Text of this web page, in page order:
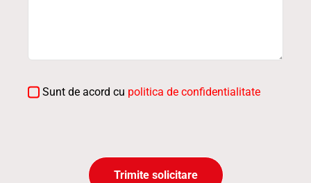
Sunt de acord cu politica de confidentialitate
Trimite solicitare